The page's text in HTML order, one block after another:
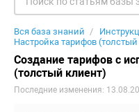
Вся база знаний
Настройка тарифов
Создание тарифов с
(толстый клиент)
Последние изменения: